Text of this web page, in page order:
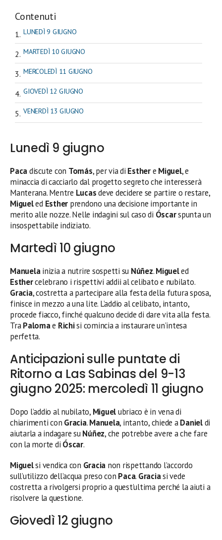
Contenuti
LUNEDÌ 9 GIUGNO
MARTEDÌ 10 GIUGNO
MERCOLEDÌ 11 GIUGNO
GIOVEDÌ 12 GIUGNO
VENERDÌ 13 GIUGNO
Lunedì 9 giugno
Pacadiscute con Tomás, per via di Esthere Miguel, e
minaccia di cacciarlo dal progetto segreto che interesserà
Manterana. Mentre Lucasdeve decidere se partire o restare,
Migueled Esther prendono una decisione importante in
merito alle nozze. Nelle indagini sul caso di Óscarspunta un
insospettabile indiziato.
Martedì 10 giugno
Manuelainizia a nutrire sospetti su Núñez.Migueled
Esthercelebrano i rispettivi addii al celibato e nubilato.
Gracia, costretta a partecipare alla festa della futura sposa,
finisce in mezzo a una lite. L’addio al celibato, intanto,
procede fiacco, finché qualcuno decide di dare vita alla festa.
TraPalomae Richisi comincia a instaurare un’intesa
perfetta.
Anticipazioni sulle puntate di
Ritorno a Las Sabinas del 9-13
giugno 2025: mercoledì 11 giugno
Dopo l’addio al nubilato, Miguelubriaco è in vena di
chiarimenti con Gracia.Manuela, intanto, chiede aDanieldi
aiutarla a indagare suNúñez, che potrebbe avere a che fare
con la morte di Óscar.
Miguelsi vendica con Gracia non rispettando l’accordo
sull’utilizzo dell’acqua preso con Paca. Graciasi vede
costretta a rivolgersi proprio a quest’ultima perché la aiuti a
risolvere la questione.
Giovedì 12 giugno